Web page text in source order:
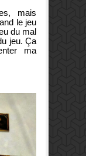
mais
le jeu
du mal
jeu. Ça
ma